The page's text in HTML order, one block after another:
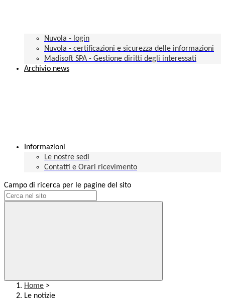
Nuvola - login
Nuvola - certificazioni e sicurezza delle informazioni
Madisoft SPA - Gestione diritti degli interessati
Archivio news
Informazioni
Le nostre sedi
Contatti e Orari ricevimento
Campo di ricerca per le pagine del sito
Home >
Le notizie